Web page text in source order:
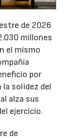
de 2026
millones
el mismo
por
la solidez del
alza sus
ejercicio.
de